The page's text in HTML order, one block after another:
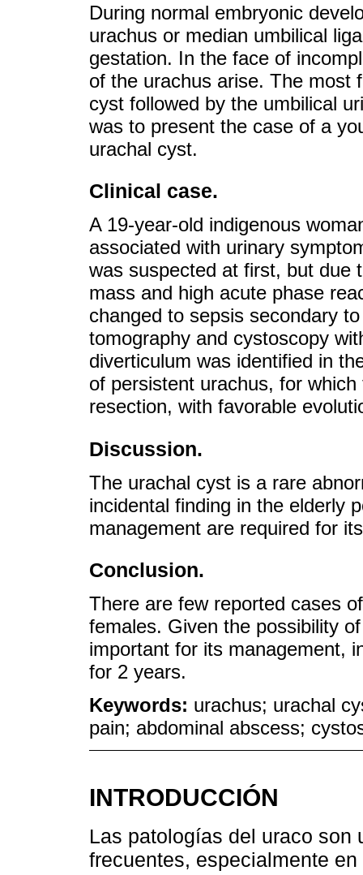
During normal embryonic
urachus or median umbilical
gestation. In the face of
of the urachus arise. The most
cyst followed by the umbilical
was to present the case of a
urachal cyst.
Clinical case.
A 19-year-old indigenous
associated with urinary
was suspected at first, but due
mass and high acute phase
changed to sepsis secondary
tomography and cystoscopy
diverticulum was identified in
of persistent urachus, for
resection, with favorable
Discussion.
The urachal cyst is a rare
incidental finding in the elderly
management are required for
Conclusion.
There are few reported cases
females. Given the possibility
important for its management,
for 2 years.
Keywords: urachus; urachal
pain; abdominal abscess;
INTRODUCCIÓN
Las patologías del uraco son
frecuentes, especialmente